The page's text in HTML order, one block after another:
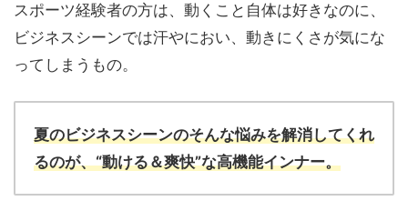
スポーツ経験者の方は、動くこと自体は好きなのに、
ビジネスシーンでは汗やにおい、動きにくさが気にな
ってしまうもの。
夏のビジネスシーンのそんな悩みを解消してくれ
るのが、“動ける＆爽快”な高機能インナー。